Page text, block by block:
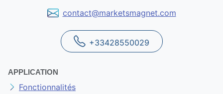
contact@marketsmagnet.com
+33428550029
APPLICATION
Fonctionnalités